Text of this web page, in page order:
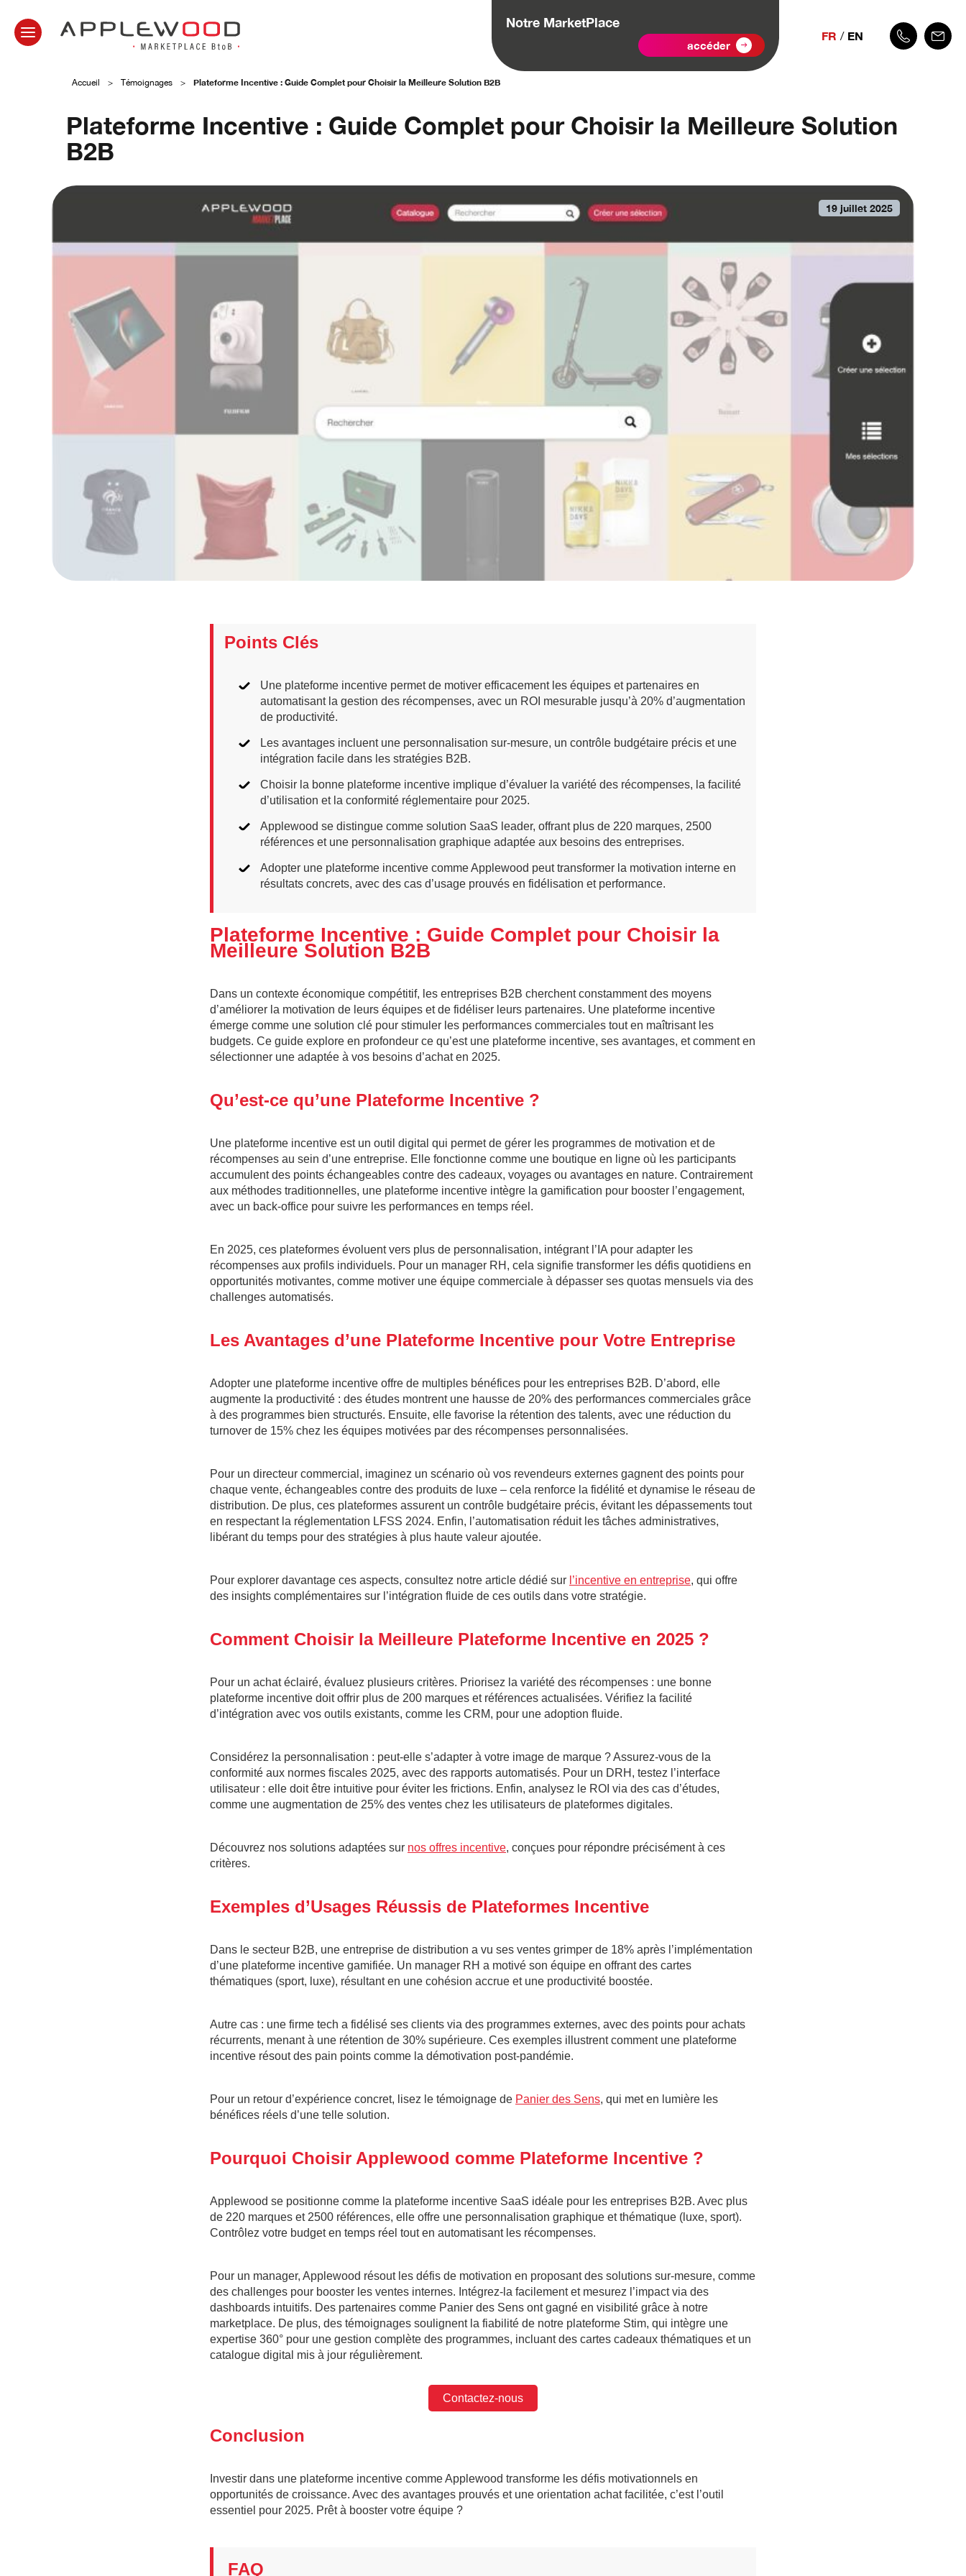
Notre MarketPlace
accéder
FR EN
Accueil > Témoignages > Plateforme Incentive : Guide Complet pour Choisir la Meilleure Solution B2B
Plateforme Incentive : Guide Complet pour Choisir la Meilleure Solution
B2B
19 juillet 2025
Points Clés
Une plateforme incentive permet de motiver efficacement les équipes et partenaires en
automatisant la gestion des récompenses, avec un ROI mesurable jusqu’à 20% d’augmentation
de productivité.
Les avantages incluent une personnalisation sur-mesure, un contrôle budgétaire précis et une
intégration facile dans les stratégies B2B.
Choisir la bonne plateforme incentive implique d’évaluer la variété des récompenses, la facilité
d’utilisation et la conformité réglementaire pour 2025.
Applewood se distingue comme solution SaaS leader, offrant plus de 220 marques, 2500
références et une personnalisation graphique adaptée aux besoins des entreprises.
Adopter une plateforme incentive comme Applewood peut transformer la motivation interne en
résultats concrets, avec des cas d’usage prouvés en fidélisation et performance.
Plateforme Incentive : Guide Complet pour Choisir la
Meilleure Solution B2B
Dans un contexte économique compétitif, les entreprises B2B cherchent constamment des moyens
d’améliorer la motivation de leurs équipes et de fidéliser leurs partenaires. Une plateforme incentive
émerge comme une solution clé pour stimuler les performances commerciales tout en maîtrisant les
budgets. Ce guide explore en profondeur ce qu’est une plateforme incentive, ses avantages, et comment en
sélectionner une adaptée à vos besoins d’achat en 2025.
Qu’est-ce qu’une Plateforme Incentive ?
Une plateforme incentive est un outil digital qui permet de gérer les programmes de motivation et de
récompenses au sein d’une entreprise. Elle fonctionne comme une boutique en ligne où les participants
accumulent des points échangeables contre des cadeaux, voyages ou avantages en nature. Contrairement
aux méthodes traditionnelles, une plateforme incentive intègre la gamification pour booster l’engagement,
avec un back-office pour suivre les performances en temps réel.
En 2025, ces plateformes évoluent vers plus de personnalisation, intégrant l’IA pour adapter les
récompenses aux profils individuels. Pour un manager RH, cela signifie transformer les défis quotidiens en
opportunités motivantes, comme motiver une équipe commerciale à dépasser ses quotas mensuels via des
challenges automatisés.
Les Avantages d’une Plateforme Incentive pour Votre Entreprise
Adopter une plateforme incentive offre de multiples bénéfices pour les entreprises B2B. D’abord, elle
augmente la productivité : des études montrent une hausse de 20% des performances commerciales grâce
à des programmes bien structurés. Ensuite, elle favorise la rétention des talents, avec une réduction du
turnover de 15% chez les équipes motivées par des récompenses personnalisées.
Pour un directeur commercial, imaginez un scénario où vos revendeurs externes gagnent des points pour
chaque vente, échangeables contre des produits de luxe – cela renforce la fidélité et dynamise le réseau de
distribution. De plus, ces plateformes assurent un contrôle budgétaire précis, évitant les dépassements tout
en respectant la réglementation LFSS 2024. Enfin, l’automatisation réduit les tâches administratives,
libérant du temps pour des stratégies à plus haute valeur ajoutée.
Pour explorer davantage ces aspects, consultez notre article dédié sur l’incentive en entreprise, qui offre
des insights complémentaires sur l’intégration fluide de ces outils dans votre stratégie.
Comment Choisir la Meilleure Plateforme Incentive en 2025 ?
Pour un achat éclairé, évaluez plusieurs critères. Priorisez la variété des récompenses : une bonne
plateforme incentive doit offrir plus de 200 marques et références actualisées. Vérifiez la facilité
d’intégration avec vos outils existants, comme les CRM, pour une adoption fluide.
Considérez la personnalisation : peut-elle s’adapter à votre image de marque ? Assurez-vous de la
conformité aux normes fiscales 2025, avec des rapports automatisés. Pour un DRH, testez l’interface
utilisateur : elle doit être intuitive pour éviter les frictions. Enfin, analysez le ROI via des cas d’études,
comme une augmentation de 25% des ventes chez les utilisateurs de plateformes digitales.
Découvrez nos solutions adaptées sur nos offres incentive, conçues pour répondre précisément à ces
critères.
Exemples d’Usages Réussis de Plateformes Incentive
Dans le secteur B2B, une entreprise de distribution a vu ses ventes grimper de 18% après l’implémentation
d’une plateforme incentive gamifiée. Un manager RH a motivé son équipe en offrant des cartes
thématiques (sport, luxe), résultant en une cohésion accrue et une productivité boostée.
Autre cas : une firme tech a fidélisé ses clients via des programmes externes, avec des points pour achats
récurrents, menant à une rétention de 30% supérieure. Ces exemples illustrent comment une plateforme
incentive résout des pain points comme la démotivation post-pandémie.
Pour un retour d’expérience concret, lisez le témoignage de Panier des Sens, qui met en lumière les
bénéfices réels d’une telle solution.
Pourquoi Choisir Applewood comme Plateforme Incentive ?
Applewood se positionne comme la plateforme incentive SaaS idéale pour les entreprises B2B. Avec plus
de 220 marques et 2500 références, elle offre une personnalisation graphique et thématique (luxe, sport).
Contrôlez votre budget en temps réel tout en automatisant les récompenses.
Pour un manager, Applewood résout les défis de motivation en proposant des solutions sur-mesure, comme
des challenges pour booster les ventes internes. Intégrez-la facilement et mesurez l’impact via des
dashboards intuitifs. Des partenaires comme Panier des Sens ont gagné en visibilité grâce à notre
marketplace. De plus, des témoignages soulignent la fiabilité de notre plateforme Stim, qui intègre une
expertise 360° pour une gestion complète des programmes, incluant des cartes cadeaux thématiques et un
catalogue digital mis à jour régulièrement.
Contactez-nous
Conclusion
Investir dans une plateforme incentive comme Applewood transforme les défis motivationnels en
opportunités de croissance. Avec des avantages prouvés et une orientation achat facilitée, c’est l’outil
essentiel pour 2025. Prêt à booster votre équipe ?
FAQ